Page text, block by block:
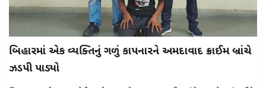
બિહારમાં એક વ્યક્તિનું ગળું કાપનારને અમદાવાદ ક્રાઈમ બ્રાંચે
ઝડપી પાડ્યો